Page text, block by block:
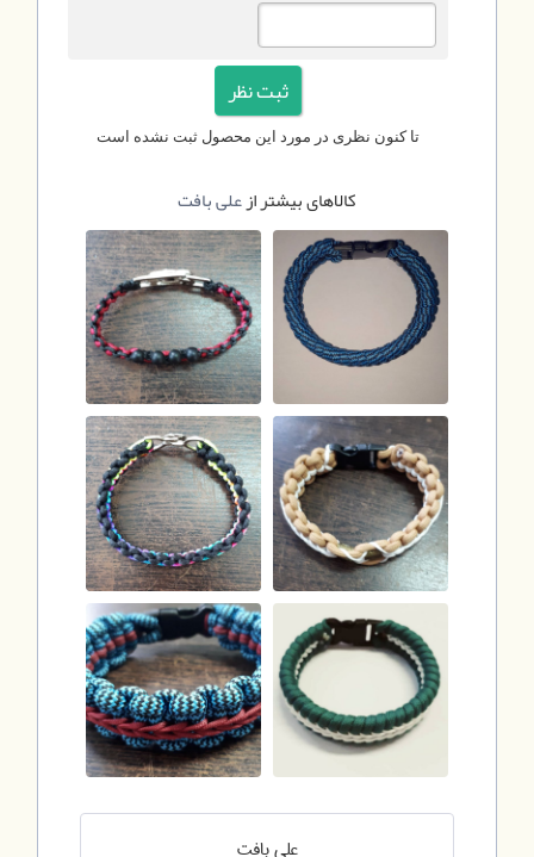
تا کنون نظری در مورد این محصول ثبت نشده است
کالاهای بیشتر ازعلی بافت
علی بافت